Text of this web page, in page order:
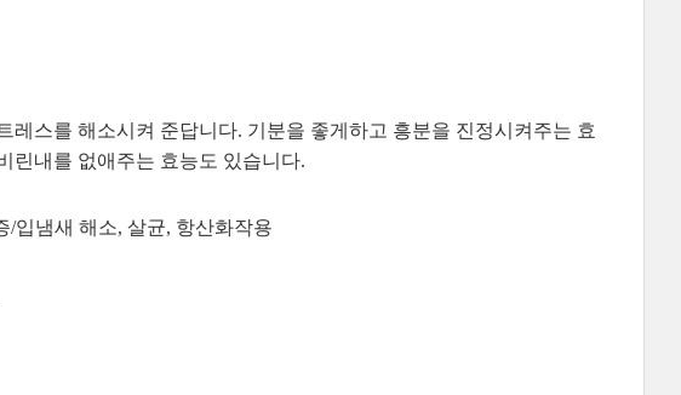
스를 해소시켜 준답니다. 기분을 좋게하고 흥분을 진정시켜주는 효
린내를 없애주는 효능도 있습니다.
/입냄새 해소, 살균, 항산화작용